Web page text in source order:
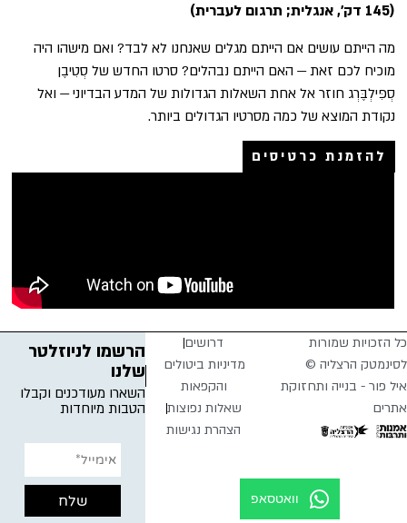
(145 דק', אנגלית; תרגום לעברית)
מה הייתם עושים אם הייתם מגלים שאנחנו לא לבד? ואם מישהו היה
מוכיח לכם זאת — האם הייתם נבהלים? סרטו החדש של סְטִיבֶן
סְפִּילְבֶּרְג חוזר אל אחת השאלות הגדולות של המדע הבדיוני — ואל
נקודת המוצא של כמה מסרטיו הגדולים ביותר.
להזמנת כרטיסים
כל הזכויות שמורות
לסינמטק הרצליה ©
איל פור - בנייה ותחזוקת
אתרים
דרושים
מדיניות ביטולים
והקפאות
שאלות נפוצות
הצהרת נגישות
הרשמו לניוזלטר
שלנו
השארו מעודכנים וקבלו
הטבות מיוחדות
וואטסאפ